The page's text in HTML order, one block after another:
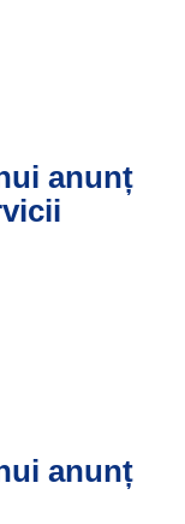
anunț
anunț